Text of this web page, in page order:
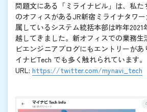
問題文にある「ミライナビル」は、私
のオフィスがあるJR新宿ミライナタワ
属しているシステム統括本部は昨年2021
越してきました。新オフィスでの業務生
ビエンジニアブログにもエントリーが
イナビTech でも多く触れられています。
URL: https://twitter.com/mynavi_tech